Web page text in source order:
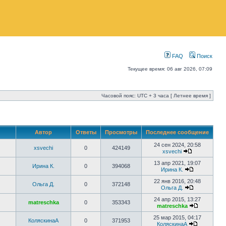
FAQ Поиск
Текущее время: 06 авг 2026, 07:09
Часовой пояс: UTC + 3 часа [ Летнее время ]
Автор Ответы Просмотры Последнее сообщение
xsvechi 0 424149
24 сен 2024, 20:58
xsvechi
Ирина К. 0 394068
13 апр 2021, 19:07
Ирина К.
Ольга Д. 0 372148
22 янв 2016, 20:48
Ольга Д.
matreschka 0 353343
24 апр 2015, 13:27
matreschka
КоляскинаА 0 371953
25 мар 2015, 04:17
КоляскинаА